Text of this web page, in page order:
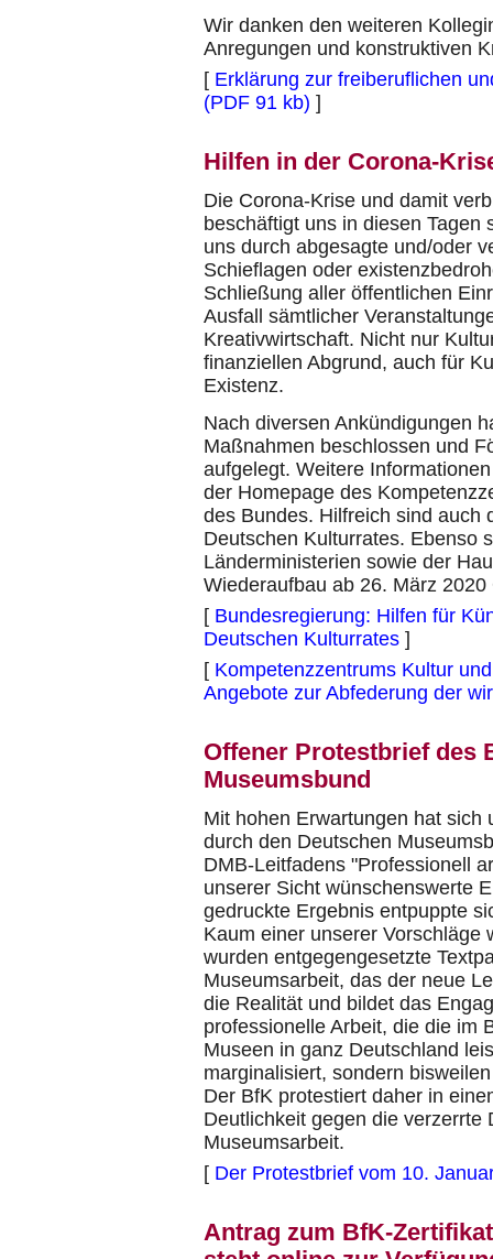
Wir danken den weiteren
Anregungen und konstruktiven
[ Erklärung zur freiberuflichen
(PDF 91 kb) ]
Hilfen in der Corona-
Die Corona-Krise und damit
beschäftigt uns in diesen
uns durch abgesagte und/oder
Schieflagen oder
Schließung aller öffentlichen
Ausfall sämtlicher
Kreativwirtschaft. Nicht nur
finanziellen Abgrund, auch für
Existenz.
Nach diversen Ankündigungen
Maßnahmen beschlossen und
aufgelegt. Weitere
der Homepage des
des Bundes. Hilfreich sind auch
Deutschen Kulturrates. Ebenso
Länderministerien sowie der
Wiederaufbau ab 26. März
[ Bundesregierung: Hilfen für
Deutschen Kulturrates ]
[ Kompetenzzentrums Kultur
Angebote zur Abfederung der
Offener Protestbrief des
Museumsbund
Mit hohen Erwartungen hat sich
durch den Deutschen
DMB-Leitfadens "Professionell
unserer Sicht wünschenswerte
gedruckte Ergebnis entpuppte
Kaum einer unserer Vorschläge
wurden entgegengesetzte
Museumsarbeit, das der neue
die Realität und bildet das
professionelle Arbeit, die die im
Museen in ganz Deutschland
marginalisiert, sondern
Der BfK protestiert daher in
Deutlichkeit gegen die verzerrte
Museumsarbeit.
[ Der Protestbrief vom 10.
Antrag zum BfK-